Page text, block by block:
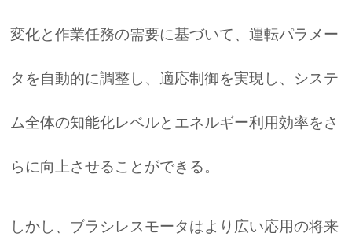
変化と作業任務の需要に基づいて、運転パラメー
タを自動的に調整し、適応制御を実現し、システ
ム全体の知能化レベルとエネルギー利用効率をさ
らに向上させることができる。
しかし、ブラシレスモータはより広い応用の将来